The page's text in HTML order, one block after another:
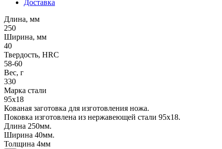
Доставка
Длина, мм
250
Ширина, мм
40
Твердость, HRC
58-60
Вес, г
330
Марка стали
95х18
Кованая заготовка для изготовления ножа.
Поковка изготовлена из нержавеющей стали 95х18.
Длина 250мм.
Ширина 40мм.
Толщина 4мм